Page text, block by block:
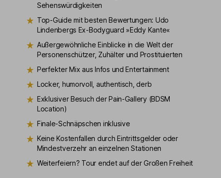
Sehenswürdigkeiten
Top-Guide mit besten Bewertungen: Udo
Lindenbergs Ex-Bodyguard »Eddy Kante«
Außergewöhnliche Einblicke in die Welt der
Personenschützer, Zuhälter und Prostituierten
Perfekter Mix aus Infos und Entertainment
Locker, humorvoll, authentisch, derb
Exklusiver Besuch der Pain-Gallery (BDSM
Location)
Finale-Schnäpschen inklusive
Keine Kostenfallen durch Eintrittsgelder oder
Mindestverzehr an einzelnen Stationen
Weiterfeiern? Tour endet auf der Großen Freiheit